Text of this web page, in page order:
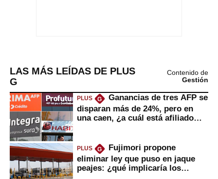
LAS MÁS LEÍDAS DE PLUS
G
Contenido de
Gestión
PLUS G
Ganancias de tres AFP se
disparan más de 24%, pero en
una caen, ¿a cuál está afiliado
PLUS G
Fujimori propone
eliminar ley que puso en jaque
peajes: ¿qué implicaría los